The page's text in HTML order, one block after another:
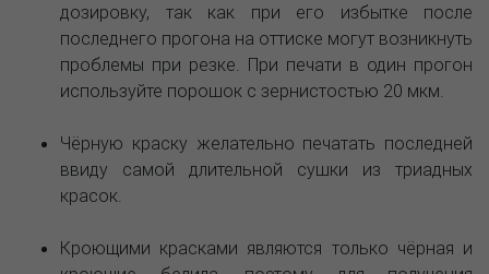
дозировку, так как при его избытке после
последнего прогона на оттиске могут возникнуть
проблемы при резке. При печати в один прогон
используйте порошок с зернистостью 20 мкм.
Чёрную краску желательно печатать последней
ввиду самой длительной сушки из триадных
красок.
Кроющими красками являются только чёрная и